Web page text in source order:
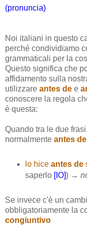
(pronuncia)
Noi italiani in questo
perché condividiamo
grammaticali per la
Questo significa che
affidamento sulla
utilizzare antes de e
conoscere la regola
è questa:
Quando tra le due frasi
normalmente antes
lo hice antes de
saperlo[IO]) →
Se invece c'è un
obbligatoriamente la
congiuntivo